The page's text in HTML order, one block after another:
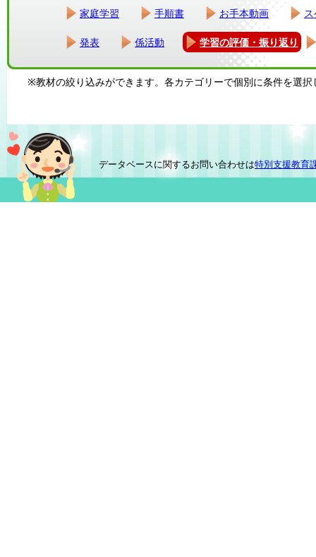
家庭学習 手順書 お手本動画
発表 係活動 学習の評価・振り返り
※教材の絞り込みができます。各カテゴリーで個別に条件を選択
データベースに関するお問い合わせは特別支援教育